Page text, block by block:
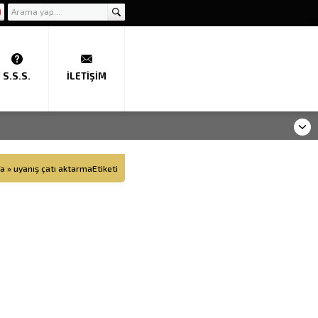
S.S.S. İLETIŞIM
» uyanış çatı aktarmaEtiketi